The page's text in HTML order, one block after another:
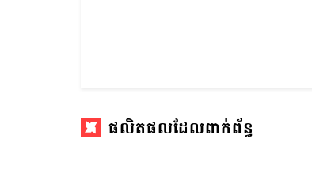
ផលិតផលដែលពាក់ព័ន្ធ